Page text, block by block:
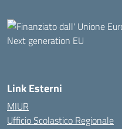
Link Esterni
MIUR
Ufficio Scolastico Regionale